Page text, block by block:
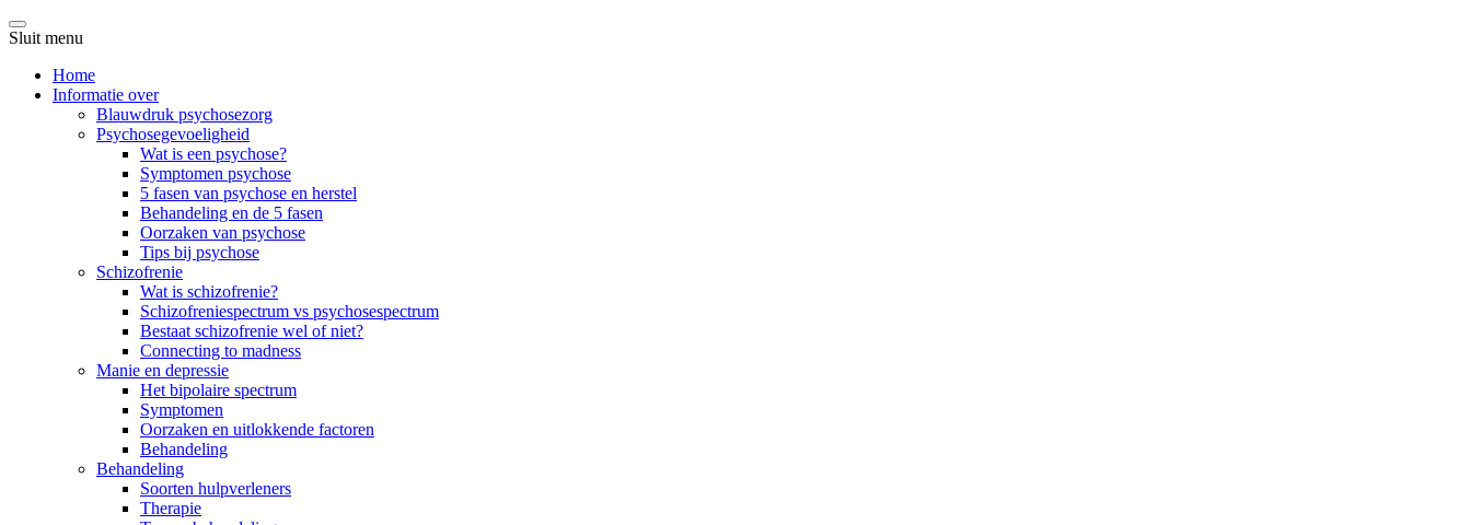
Sluit menu
Home
Informatie over
Blauwdruk psychosezorg
Psychosegevoeligheid
Wat is een psychose?
Symptomen psychose
5 fasen van psychose en herstel
Behandeling en de 5 fasen
Oorzaken van psychose
Tips bij psychose
Schizofrenie
Wat is schizofrenie?
Schizofreniespectrum vs psychosespectrum
Bestaat schizofrenie wel of niet?
Connecting to madness
Manie en depressie
Het bipolaire spectrum
Symptomen
Oorzaken en uitlokkende factoren
Behandeling
Behandeling
Soorten hulpverleners
Therapie